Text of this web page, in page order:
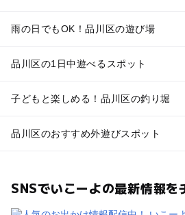
雨の日でもOK！品川区の遊び場
品川区の1日中遊べるスポット
子どもと楽しめる！品川区の釣り堀
品川区のおすすめ外遊びスポット
SNSでいこーよの最新情報を